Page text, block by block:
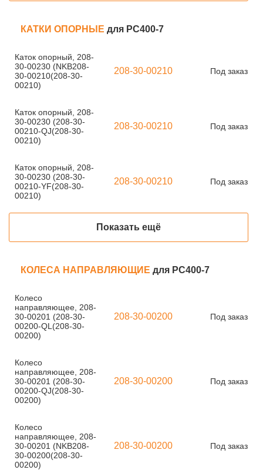
КАТКИ ОПОРНЫЕ для PC400-7
Каток опорный, 208-
30-00230 (NKB208-
30-00210(208-30-
00210)
208-30-00210 Под заказ
Каток опорный, 208-
30-00230 (208-30-
00210-QJ(208-30-
00210)
208-30-00210 Под заказ
Каток опорный, 208-
30-00230 (208-30-
00210-YF(208-30-
00210)
208-30-00210 Под заказ
Показать ещё
КОЛЕСА НАПРАВЛЯЮЩИЕ для PC400-7
Колесо
направляющее, 208-
30-00201 (208-30-
00200-QL(208-30-
00200)
208-30-00200 Под заказ
Колесо
направляющее, 208-
30-00201 (208-30-
00200-QJ(208-30-
00200)
208-30-00200 Под заказ
Колесо
направляющее, 208-
30-00201 (NKB208-
30-00200(208-30-
00200)
208-30-00200 Под заказ